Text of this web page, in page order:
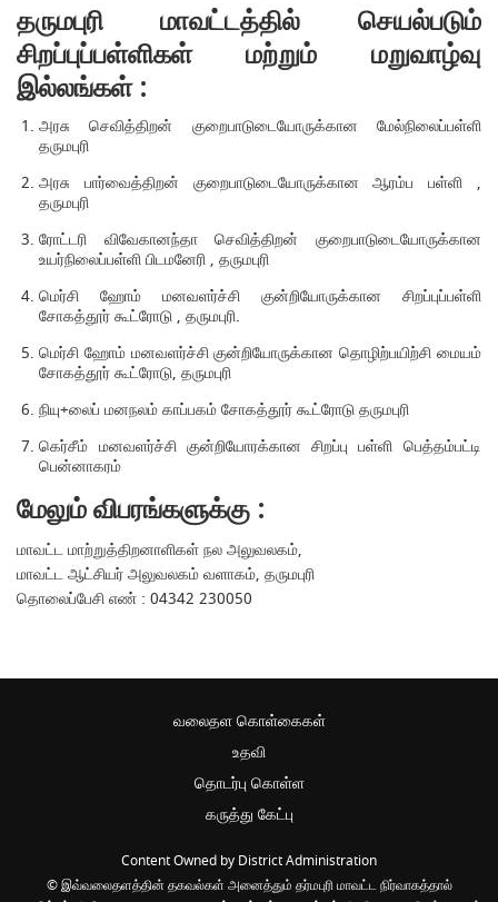
தருமபுரி மாவட்டத்தில் செயல்படும்
சிறப்புப்பள்ளிகள் மற்றும் மறுவாழ்வு
இல்லங்கள் :
அரசு செவித்திறன் குறைபாடுடையோருக்கான மேல்நிலைப்பள்ளி
தருமபுரி
அரசு பார்வைத்திறன் குறைபாடுடையோருக்கான ஆரம்ப பள்ளி ,
தருமபுரி
ரோட்டரி விவேகானந்தா செவித்திறன் குறைபாடுடையோருக்கான
உயர்நிலைப்பள்ளி பிடமனேரி , தருமபுரி
மெர்சி ஹோம் மனவளர்ச்சி குன்றியோருக்கான சிறப்புப்பள்ளி
சோகத்தூர் கூட்ரோடு , தருமபுரி.
மெர்சி ஹோம் மனவளர்ச்சி குன்றியோருக்கான தொழிற்பயிற்சி மையம்
சோகத்தூர் கூட்ரோடு, தருமபுரி
நியு+லைப் மனநலம் காப்பகம் சோகத்தூர் கூட்ரோடு தருமபுரி
கெர்சீம் மனவளர்ச்சி குன்றியோரக்கான சிறப்பு பள்ளி பெத்தம்பட்டி
பென்னாகரம்
மேலும் விபரங்களுக்கு :
மாவட்ட மாற்றுத்திறனாளிகள் நல அலுவலகம்,
மாவட்ட ஆட்சியர் அலுவலகம் வளாகம், தருமபுரி
தொலைப்பேசி எண் : 04342 230050
வலைதள கொள்கைகள்
உதவி
தொடர்பு கொள்ள
கருத்து கேட்பு
Content Owned by District Administration
© இவ்வலைதளத்தின் தகவல்கள் அனைத்தும் தர்மபுரி மாவட்ட நிர்வாகத்தால்